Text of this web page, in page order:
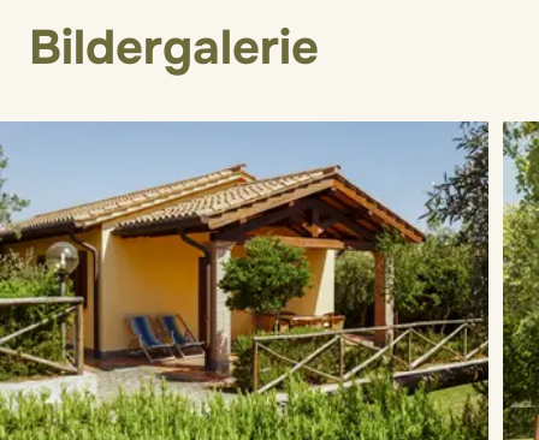
Bildergalerie